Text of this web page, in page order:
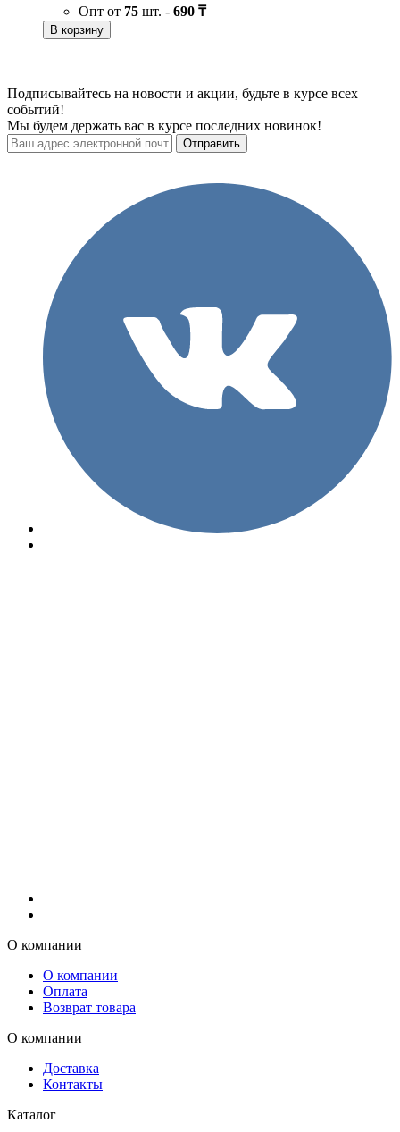
Опт от 75 шт. - 690 ₸
В корзину
Подписывайтесь на новости и акции, будьте в курсе всех
событий!
Мы будем держать вас в курсе последних новинок!
О компании
О компании
Оплата
Возврат товара
О компании
Доставка
Контакты
Каталог